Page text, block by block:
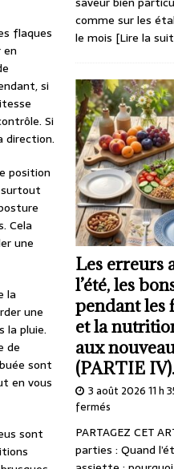
flaques
en
si
Si
direction.
position
surtout
Cela
une
la
une
la pluie.
de
sont
en vous
sont
comme sur les
le mois [Lire la
Les erreurs
l’été, les
pendant les
et la
aux
(PARTIE IV).
3 août 2026 11 h
fermés
PARTAGEZ CET
parties : Quand